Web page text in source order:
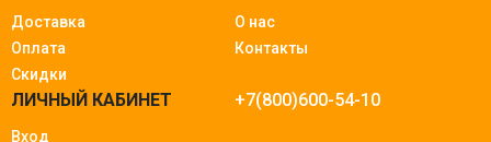
Доставка
Оплата
Скидки
О нас
Контакты
ЛИЧНЫЙ КАБИНЕТ
Вход
+7(800)600-54-10